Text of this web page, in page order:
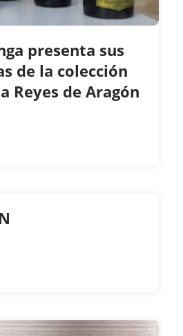
presenta sus
de la colección
Reyes de Aragón